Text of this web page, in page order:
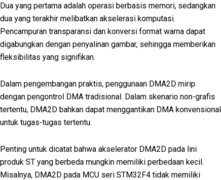
Dua yang pertama adalah operasi berbasis memori, sedangkan
dua yang terakhir melibatkan akselerasi komputasi.
Pencampuran transparansi dan konversi format warna dapat
digabungkan dengan penyalinan gambar, sehingga memberikan
fleksibilitas yang signifikan.
Dalam pengembangan praktis, penggunaan DMA2D mirip
dengan pengontrol DMA tradisional. Dalam skenario non-grafis
tertentu, DMA2D bahkan dapat menggantikan DMA konvensional
untuk tugas-tugas tertentu.
Penting untuk dicatat bahwa akselerator DMA2D pada lini
produk ST yang berbeda mungkin memiliki perbedaan kecil.
Misalnya, DMA2D pada MCU seri STM32F4 tidak memiliki